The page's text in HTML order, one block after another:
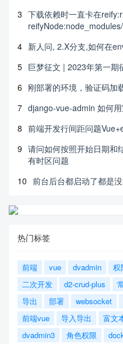
3 下载依赖时一直卡在
4 新人问, 2.X分支,如何在
5 巨梦征文 | 2023年第一期
6 刚部署的环境，验证码加
7 django-vue-admin 如何
8 前端开发行间距问题
9 请问如何按照开始日期和
有时区问题
10 前台后台都启动了都是
热门标签
前端 vue dvadmin 权
二次开发
d2-crud-plus
导出
部署 websocket
前端vue
导入导出 富文
dvadmin3
角色权限